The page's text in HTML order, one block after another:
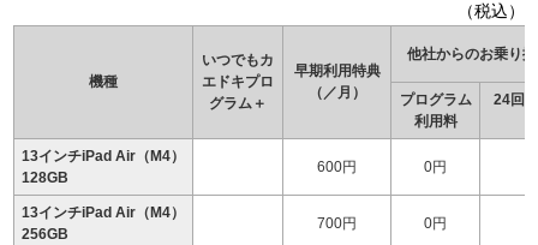
（税込）
機種
いつでもカ
エドキプロ
グラム＋
早期利用特典
（／月）
他社からのお乗り
プログラム
利用料
24回
13インチiPad Air（M4）
128GB
600円 0円
13インチiPad Air（M4）
256GB
700円 0円